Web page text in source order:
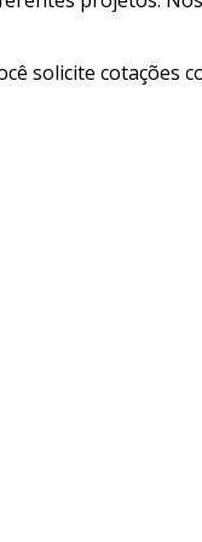
solicite cotações